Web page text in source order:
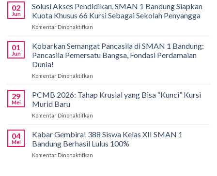
di
Bali!
Siswa
Bandung
Borong
Biology
02
Jun
Solusi Akses Pendidikan, SMAN 1 Bandung Siapkan
Kuota Khusus 66 Kursi Sebagai Sekolah Penyangga
Komentar Dinonaktifkan
Akses
Pendidikan,
SMAN
Kuota
Khusus
Sekolah
Penyangga
01
Jun
Kobarkan Semangat Pancasila di SMAN 1 Bandung:
Pancasila Pemersatu Bangsa, Fondasi Perdamaian
Dunia!
Komentar Dinonaktifkan
Semangat
Pancasila
Bandung:
Pancasila
29
Mei
PCMB 2026: Tahap Krusial yang Bisa “Kunci” Kursi
Murid Baru
Komentar Dinonaktifkan
2026:
Tahap
Krusial
04
Mei
Kabar Gembira! 388 Siswa Kelas XII SMAN 1
Bandung Berhasil Lulus 100%
Komentar Dinonaktifkan